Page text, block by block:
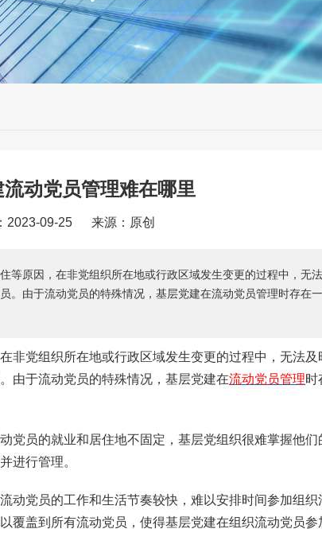
动党员管理难在哪里
2023-09-25 来源：原创
等原因，在非党组织所在地或行政区域发生变更的过程中，无法
。由于流动党员的特殊情况，基层党建在流动党员管理时存在一
非党组织所在地或行政区域发生变更的过程中，无法及
由于流动党员的特殊情况，基层党建在流动党员管理时
党员的就业和居住地不固定，基层党组织很难掌握他们
进行管理。
动党员的工作和生活节奏较快，难以安排时间参加组织
覆盖到所有流动党员，使得基层党建在组织流动党员参